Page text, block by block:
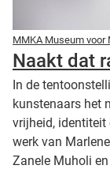
MMKA Museum voor
Naakt dat
In de
kunstenaars het
vrijheid, identiteit
werk van
Zanele Muholi